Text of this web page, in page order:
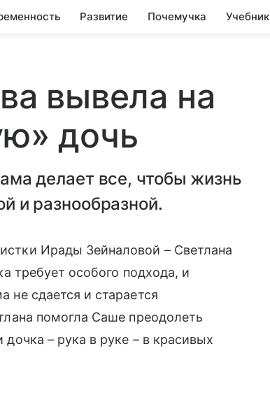
Развитие Почемучка Учебник
вывела на
дочь
делает все, чтобы жизнь
и разнообразной.
Ирады Зейналовой – Светлана
требует особого подхода, и
сдается и старается
помогла Саше преодолеть
– рука в руке – в красивых